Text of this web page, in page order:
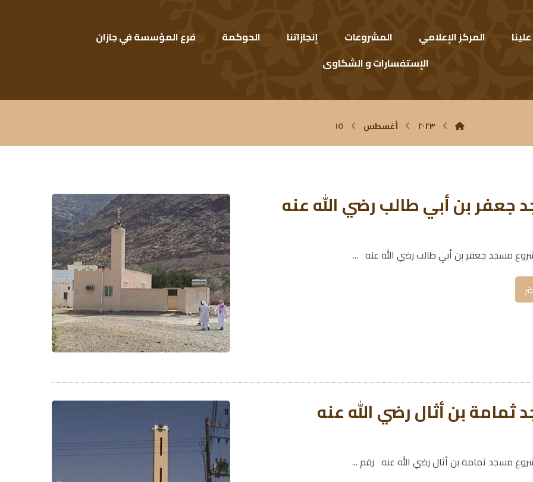
المركز الإعلامي المشروعات إنجازاتنا الحوكمة
فرع المؤسسة في جازان
الإستفسارات و الشكاوى
٢٠٢٣ أغسطس ١٥
جعفر بن أبي طالب رضي الله عنه
مسجد جعفر بن أبي طالب رضي الله عنه ...
ثمامة بن أثال رضي الله عنه
مسجد ثمامة بن أثال رضي الله عنه رقم ...